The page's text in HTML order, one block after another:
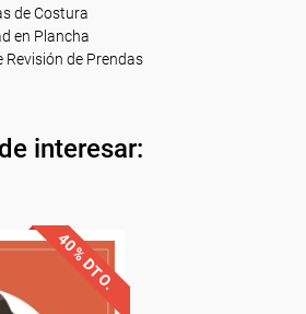
de Costura
en Plancha
Revisión de Prendas
interesar:
40% DTO.